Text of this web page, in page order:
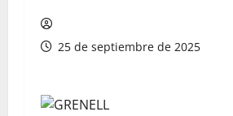
25 de septiembre de 2025